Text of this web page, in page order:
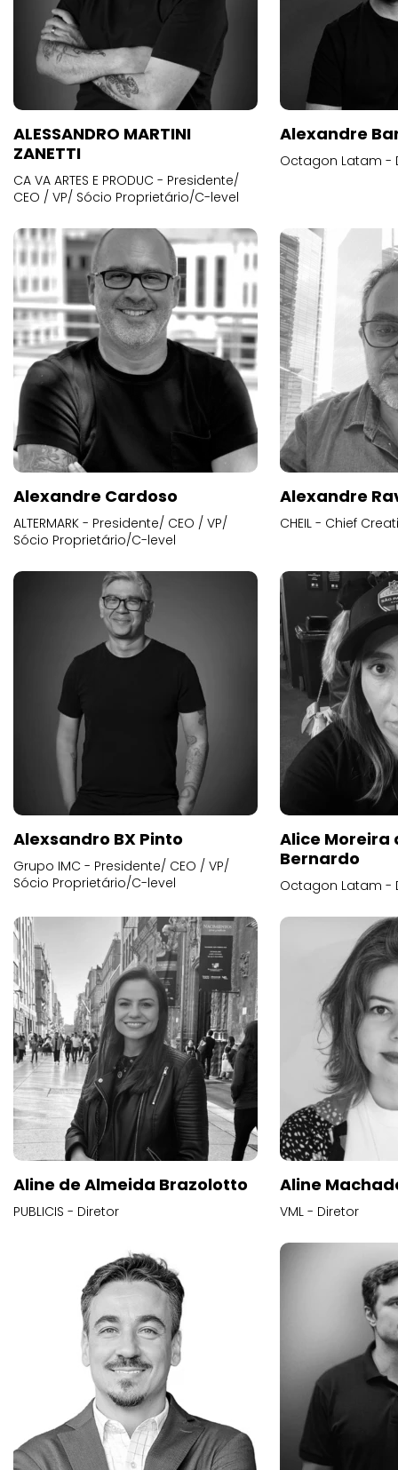
ALESSANDRO MARTINI
ZANETTI
CA VA ARTES E PRODUC - Presidente/
CEO / VP/ Sócio Proprietário/C-level
Alexandre
Octagon Latam -
Alexandre Cardoso
ALTERMARK - Presidente/ CEO / VP/
Sócio Proprietário/C-level
Alexandre
CHEIL - Chief
Alexsandro BX Pinto
Grupo IMC - Presidente/ CEO / VP/
Sócio Proprietário/C-level
Alice
Bernardo
Octagon Latam -
Aline de Almeida Brazolotto
PUBLICIS - Diretor
Aline
VML - Diretor